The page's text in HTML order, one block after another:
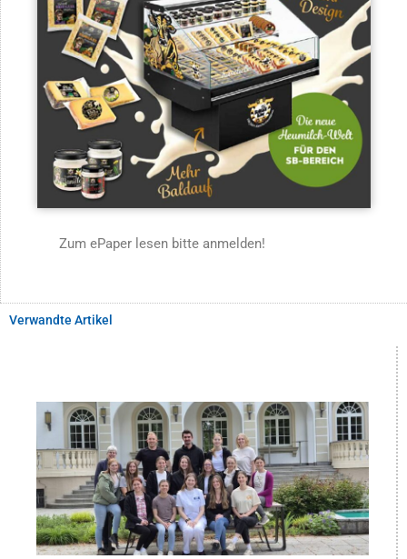
Zum ePaper lesen bitte anmelden!
Verwandte Artikel